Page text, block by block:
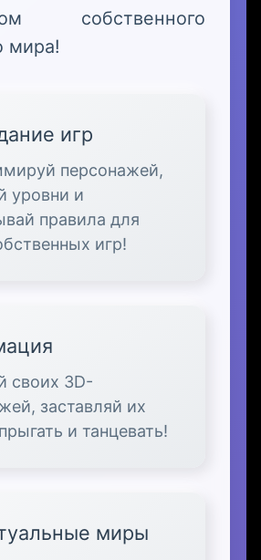
собственного
мира!
игр
персонажей,
уровни и
правила для
игр!
своих 3D-
заставляй их
и танцевать!
миры